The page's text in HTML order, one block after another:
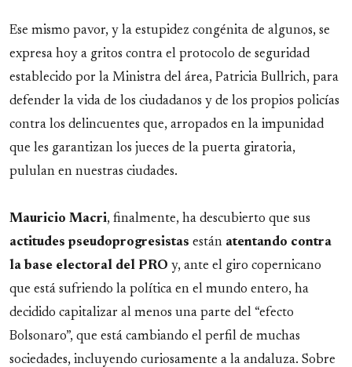
Ese mismo pavor, y la estupidez congénita de algunos, se
expresa hoy a gritos contra el protocolo de seguridad
establecido por la Ministra del área, Patricia Bullrich, para
defender la vida de los ciudadanos y de los propios policías
contra los delincuentes que, arropados en la impunidad
que les garantizan los jueces de la puerta giratoria,
pululan en nuestras ciudades.
Mauricio Macri, finalmente, ha descubierto que sus
actitudes pseudoprogresistas están atentando contra
la base electoral del PRO y, ante el giro copernicano
que está sufriendo la política en el mundo entero, ha
decidido capitalizar al menos una parte del “efecto
Bolsonaro”, que está cambiando el perfil de muchas
sociedades, incluyendo curiosamente a la andaluza. Sobre